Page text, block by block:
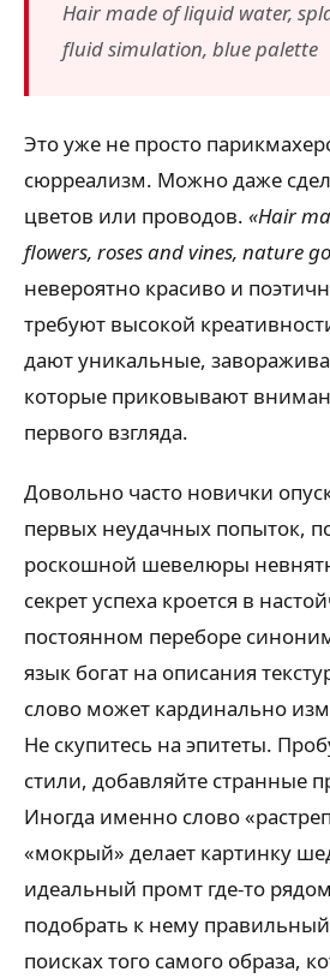
Hair made of liquid water,
fluid simulation, blue palette
Это уже не просто
сюрреализм. Можно даже
цветов или проводов. «Hair
flowers, roses and vines, nature
невероятно красиво и
требуют высокой
дают уникальные,
которые приковывают
первого взгляда.
Довольно часто новички
первых неудачных попыток,
роскошной шевелюры
секрет успеха кроется в
постоянном переборе
язык богат на описания
слово может кардинально
Не скупитесь на эпитеты.
стили, добавляйте странные
Иногда именно слово
«мокрый» делает картинку
идеальный промт где-то
подобрать к нему
поисках того самого образа,